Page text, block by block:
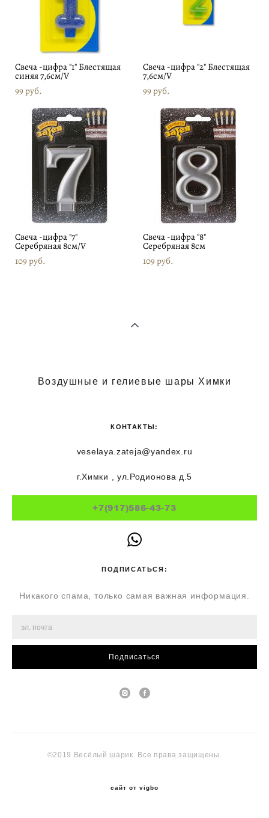
Свеча -цифра "1" Блестящая
синяя 7,6см/V
99 pуб.
Свеча -цифра "2" Блестящая
7,6см/V
99 pуб.
Свеча -цифра "7"
Серебряная 8см/V
109 pуб.
Свеча -цифра "8"
Серебряная 8см
109 pуб.
Воздушные и гелиевые шары Химки
КОНТАКТЫ:
veselaya.zateja@yandex.ru
г.Химки , ул.Родионова д.5
+7(917)586-43-73
ПОДПИСАТЬСЯ:
Никакого спама, только самая важная информация.
Подписаться
©2019 Весёлый шарик. Все права защищены.
сайт от vigbo